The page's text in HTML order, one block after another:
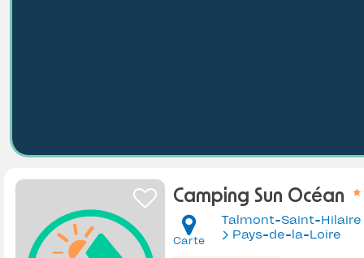
Camping Sun Océan
Carte
Talmont-Saint-Hilaire
Pays-de-la-Loire